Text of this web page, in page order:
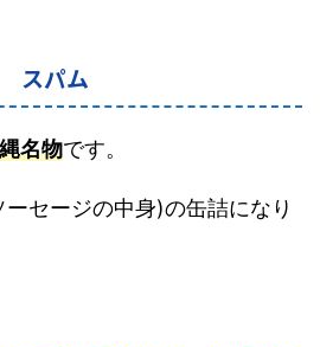
スパム
名物です。
セージの中身)の缶詰になり